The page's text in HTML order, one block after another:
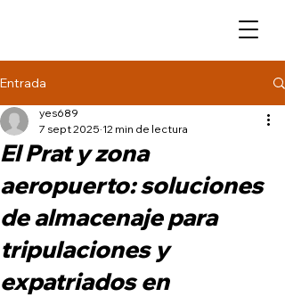
Entrada
El Prat y zona
aeropuerto: soluciones
de almacenaje para
tripulaciones y
expatriados en
yes689
7 sept 2025 12 min de lectura